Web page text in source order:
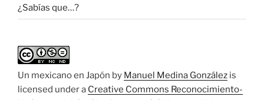
¿Sabías que…?
Un mexicano en Japón by Manuel Medina González is
licensed under a Creative Commons Reconocimiento-